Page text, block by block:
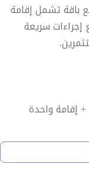
باقة تشمل إقامة
إجراءات سريعة
إقامة واحدة